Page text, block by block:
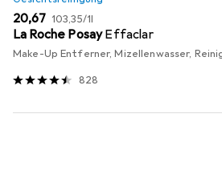
EUR
20,67 EUR
103,35/1l
La Roche PosayEffaclar
Make-Up Entferner, Mizellenwasser,
828